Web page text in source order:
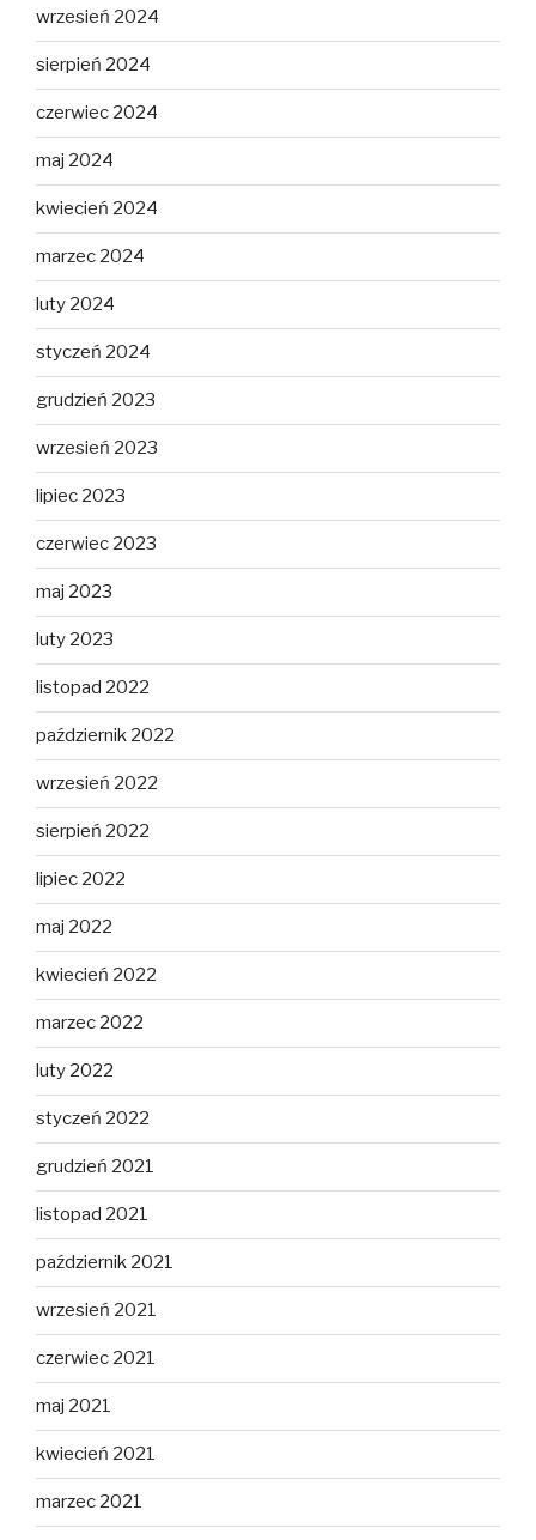
wrzesień 2024
sierpień 2024
czerwiec 2024
maj 2024
kwiecień 2024
marzec 2024
luty 2024
styczeń 2024
grudzień 2023
wrzesień 2023
lipiec 2023
czerwiec 2023
maj 2023
luty 2023
listopad 2022
październik 2022
wrzesień 2022
sierpień 2022
lipiec 2022
maj 2022
kwiecień 2022
marzec 2022
luty 2022
styczeń 2022
grudzień 2021
listopad 2021
październik 2021
wrzesień 2021
czerwiec 2021
maj 2021
kwiecień 2021
marzec 2021